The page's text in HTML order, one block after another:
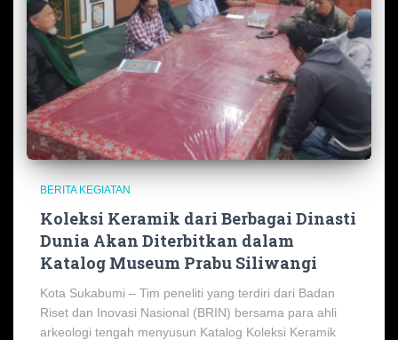
BERITA KEGIATAN
Koleksi Keramik dari Berbagai Dinasti
Dunia Akan Diterbitkan dalam
Katalog Museum Prabu Siliwangi
Kota Sukabumi – Tim peneliti yang terdiri dari Badan
Riset dan Inovasi Nasional (BRIN) bersama para ahli
arkeologi tengah menyusun Katalog Koleksi Keramik